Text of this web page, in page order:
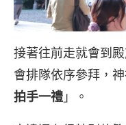
接著往前走就會到
會排隊依序參拜，
拍手一禮」。